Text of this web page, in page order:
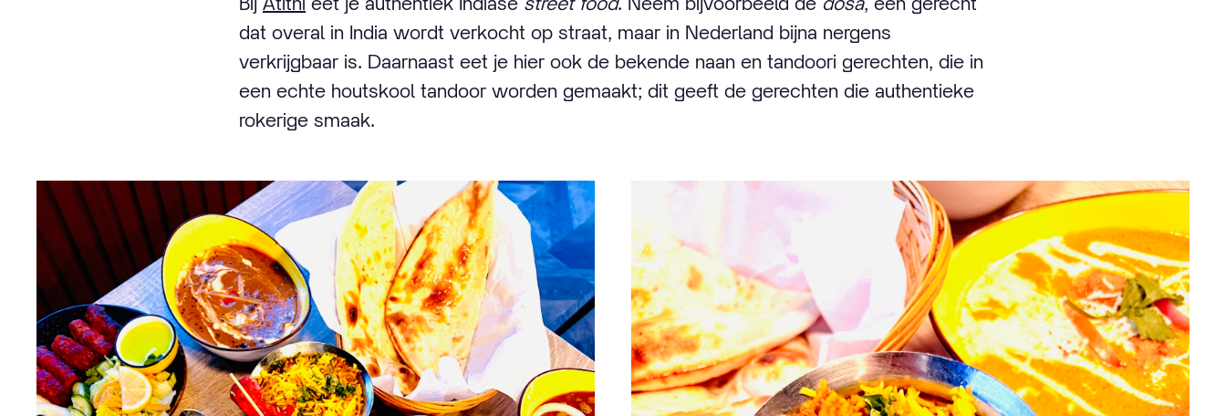
dat overal in India wordt verkocht op straat, maar in Nederland bijna nergens
verkrijgbaar is. Daarnaast eet je hier ook de bekende naan en tandoori gerechten, die in
een echte houtskool tandoor worden gemaakt; dit geeft de gerechten die authentieke
rokerige smaak.